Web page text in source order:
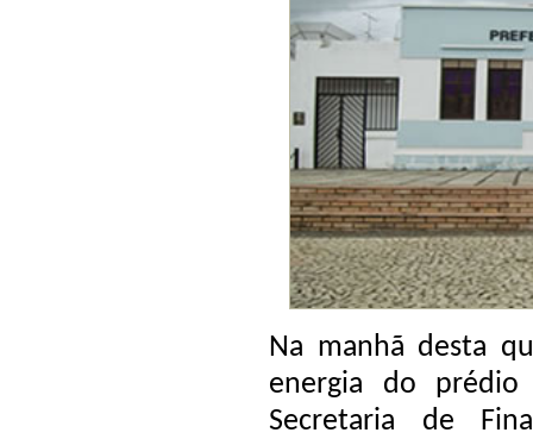
Na manhã desta
energia do prédio
Secretaria de